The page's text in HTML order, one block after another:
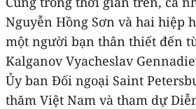
Nguyễn Hồng Sơn và hai hiệp
một người bạn thân thiết đến
Kalganov Vyacheslav
Ủy ban Đối ngoại Saint
thăm Việt Nam và tham dự